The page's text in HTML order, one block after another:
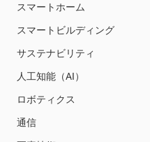
スマートホーム
スマートビルディング
サステナビリティ
人工知能（AI）
ロボティクス
通信